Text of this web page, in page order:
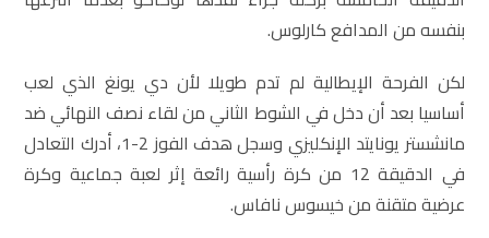
بنفسه من المدافع كارلوس.
لكن الفرحة الإيطالية لم تدم طويلا لأن دي يونغ الذي لعب
أساسيا بعد أن دخل في الشوط الثاني من لقاء نصف النهائي ضد
مانشستر يونايتد الإنكليزي وسجل هدف الفوز 2-1، أدرك التعادل
في الدقيقة 12 من كرة رأسية رائعة إثر لعبة جماعية وكرة
عرضية متقنة من خيسوس نافاس.